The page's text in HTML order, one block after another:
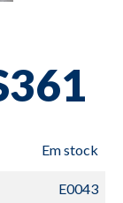
Em stock
E0043